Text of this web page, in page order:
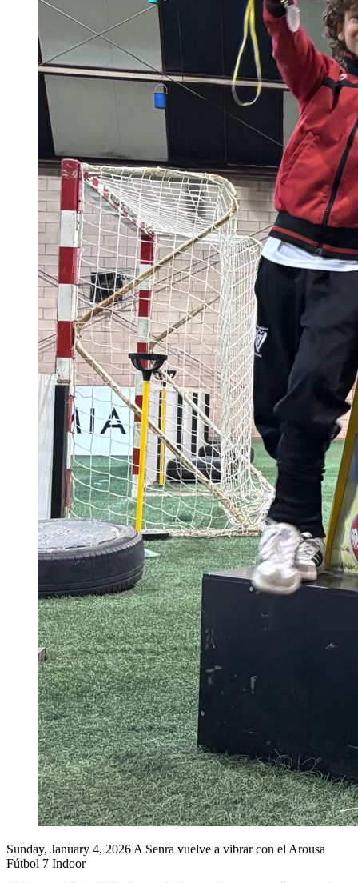
Sunday, January 4, 2026 A Senra vuelve a vibrar con el Arousa
Fútbol 7 Indoor